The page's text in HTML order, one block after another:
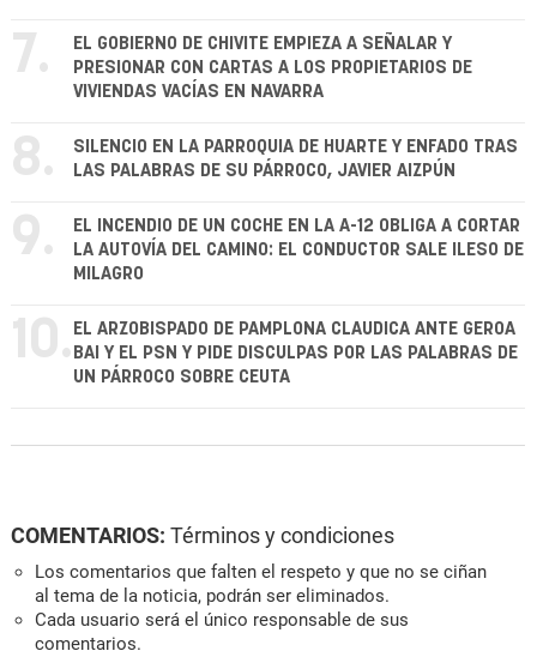
7.
EL GOBIERNO DE CHIVITE EMPIEZA A SEÑALAR Y
PRESIONAR CON CARTAS A LOS PROPIETARIOS DE
VIVIENDAS VACÍAS EN NAVARRA
8.
SILENCIO EN LA PARROQUIA DE HUARTE Y ENFADO TRAS
LAS PALABRAS DE SU PÁRROCO, JAVIER AIZPÚN
9.
EL INCENDIO DE UN COCHE EN LA A-12 OBLIGA A CORTAR
LA AUTOVÍA DEL CAMINO: EL CONDUCTOR SALE ILESO DE
MILAGRO
10. EL ARZOBISPADO DE PAMPLONA CLAUDICA ANTE GEROA
BAI Y EL PSN Y PIDE DISCULPAS POR LAS PALABRAS DE
UN PÁRROCO SOBRE CEUTA
COMENTARIOS: Términos y condiciones
Los comentarios que falten el respeto y que no se ciñan
al tema de la noticia, podrán ser eliminados.
Cada usuario será el único responsable de sus
comentarios.